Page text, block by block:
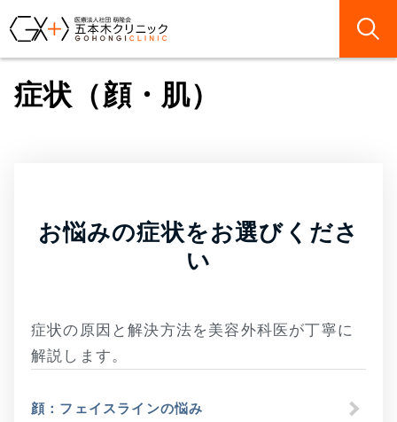
症状（顔・肌）
お悩みの症状をお選びくださ
い
症状の原因と解決方法を美容外科医が丁寧に
解説します。
顔：フェイスラインの悩み